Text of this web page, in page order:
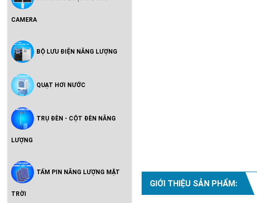
CAMERA
BỘ LƯU ĐIỆN NĂNG LƯỢNG
QUẠT HƠI NƯỚC
TRỤ ĐÈN - CỘT ĐÈN NĂNG
LƯỢNG
TẤM PIN NĂNG LƯỢNG MẶT
TRỜI
GIỚI THIỆU SẢN PHẨM: